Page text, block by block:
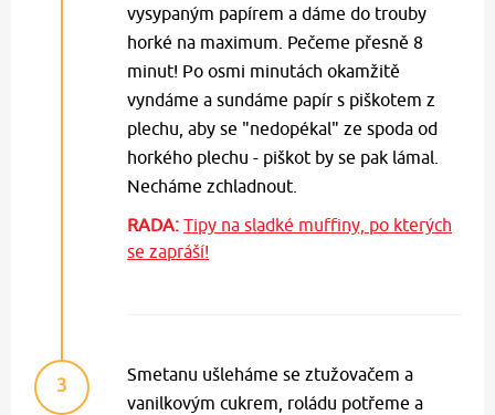
vysypaným papírem a dáme do trouby
horké na maximum. Pečeme přesně 8
minut! Po osmi minutách okamžitě
vyndáme a sundáme papír s piškotem z
plechu, aby se "nedopékal" ze spoda od
horkého plechu - piškot by se pak lámal.
Necháme zchladnout.
RADA: Tipy na sladké muffiny, po kterých
se zapráší!
3
Smetanu ušleháme se ztužovačem a
vanilkovým cukrem, roládu potřeme a